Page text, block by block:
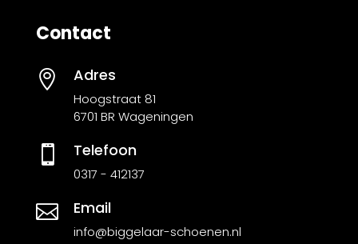
Contact
 Adres
Hoogstraat 81
6701 BR Wageningen
 Telefoon
0317 - 412137
 Email
info@biggelaar-schoenen.nl